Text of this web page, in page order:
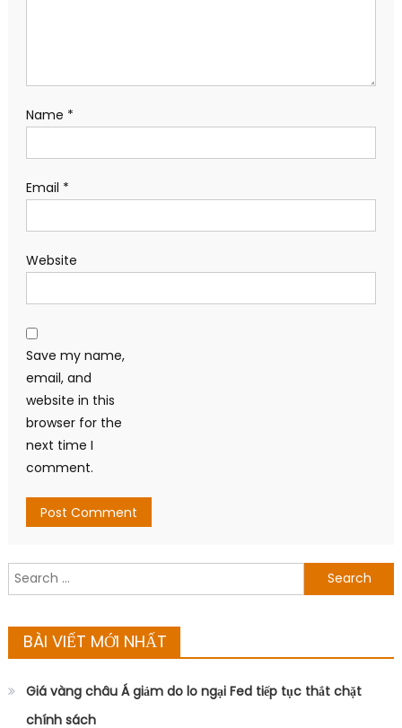
Name *
Email *
Website
Save my name,
email, and
website in this
browser for the
next time I
comment.
Search
for:
BÀI VIẾT MỚI NHẤT
Giá vàng châu Á giảm do lo ngại Fed tiếp tục thắt chặt
chính sách